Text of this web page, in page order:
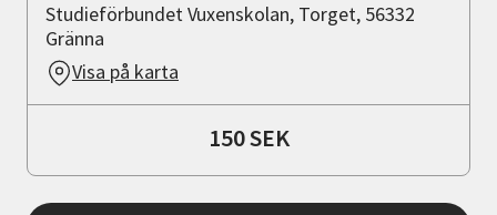
Studieförbundet Vuxenskolan, Torget, 56332
Gränna
Visa på karta
150 SEK